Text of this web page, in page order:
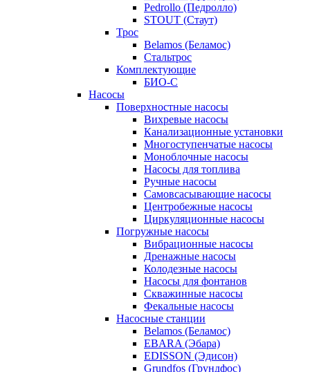
Pedrollo (Педролло)
STOUT (Стаут)
Трос
Belamos (Беламос)
Стальтрос
Комплектующие
БИО-С
Насосы
Поверхностные насосы
Вихревые насосы
Канализационные установки
Многоступенчатые насосы
Моноблочные насосы
Насосы для топлива
Ручные насосы
Самовсасывающие насосы
Центробежные насосы
Циркуляционные насосы
Погружные насосы
Вибрационные насосы
Дренажные насосы
Колодезные насосы
Насосы для фонтанов
Скважинные насосы
Фекальные насосы
Насосные станции
Belamos (Беламос)
EBARA (Эбара)
EDISSON (Эдисон)
Grundfos (Грундфос)